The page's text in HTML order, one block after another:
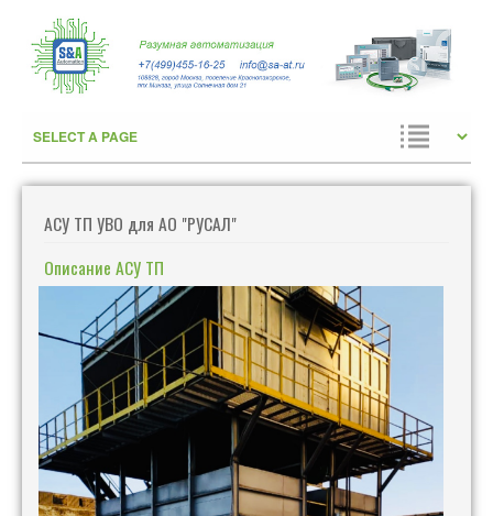
АСУ ТП УВО для АО "РУСАЛ"
Описание АСУ ТП